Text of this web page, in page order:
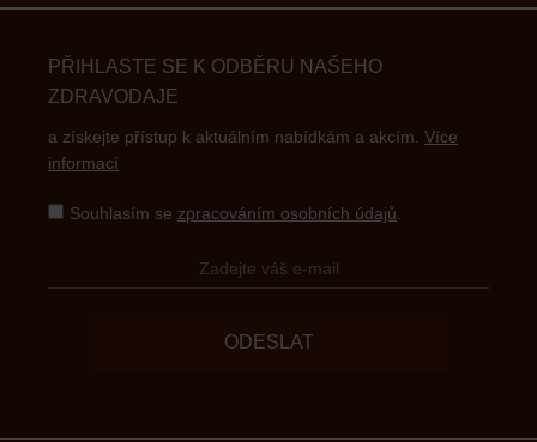
PŘIHLASTE SE K ODBĚRU NAŠEHO
ZDRAVODAJE
a získejte přístup k aktuálním nabídkám a akcím. Více
informací
Souhlasím se zpracováním osobních údajů
ODESLAT